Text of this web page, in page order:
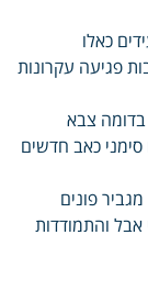
כאלו
פגיעה עקרונות
בדומה צבא
כאב חדשים
פונים
אבל והתמודדות